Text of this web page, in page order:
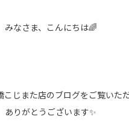
みなさま、こんにちは🌈
こじまた店のブログをご覧いた
ありがとうございます✨